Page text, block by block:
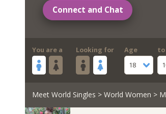
Connect and Chat
You are a Looking for
Age
18
to
Meet World Singles > World Women >